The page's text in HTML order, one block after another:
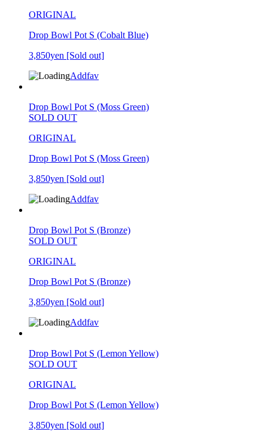
ORIGINAL
Drop Bowl Pot S (Cobalt Blue)
3,850yen [Sold out]
Addfav
Drop Bowl Pot S (Moss Green)
SOLD OUT
ORIGINAL
Drop Bowl Pot S (Moss Green)
3,850yen [Sold out]
Addfav
Drop Bowl Pot S (Bronze)
SOLD OUT
ORIGINAL
Drop Bowl Pot S (Bronze)
3,850yen [Sold out]
Addfav
Drop Bowl Pot S (Lemon Yellow)
SOLD OUT
ORIGINAL
Drop Bowl Pot S (Lemon Yellow)
3,850yen [Sold out]